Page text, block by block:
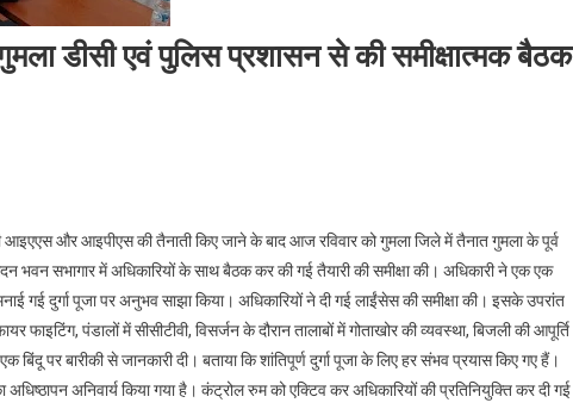
डीसी एवं पुलिस प्रशासन से की समीक्षात्मक बैठक
आइएएस और आइपीएस की तैनाती किए जाने के बाद आज रविवार को गुमला जिले में तैनात गुमला के पूर्व
सभागार में अधिकारियों के साथ बैठक कर की गई तैयारी की समीक्षा की। अधिकारी ने एक एक
गई दुर्गा पूजा पर अनुभव साझा किया। अधिकारियों ने दी गई लाईंसेस की समीक्षा की। इसके उपरांत
फाइटिंग, पंडालों में सीसीटीवी, विसर्जन के दौरान तालाबों में गोताखोर की व्यवस्था, बिजली की आपूर्ति
पर बारीकी से जानकारी दी। बताया कि शांतिपूर्ण दुर्गा पूजा के लिए हर संभव प्रयास किए गए हैं।
अनिवार्य किया गया है। कंट्रोल रुम को एक्टिव कर अधिकारियों की प्रतिनियुक्ति कर दी गई